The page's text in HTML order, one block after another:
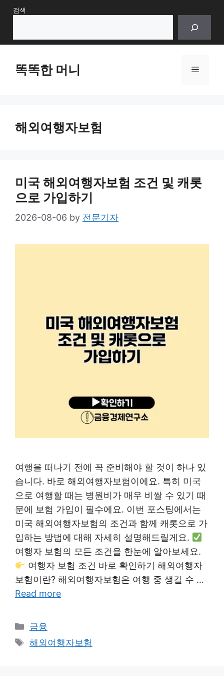
Skip검색
똑똑한 머니 Menu
해외여행자보험
미국 해외여행자보험 조건 및 캐롯
으로 가입하기
2026-08-06 by 전문기자
여행을 떠나기 전에 꼭 준비해야 할 것이 하나 있
습니다. 바로 해외여행자보험이에요. 특히 미국
으로 여행할 때는 병원비가 매우 비쌀 수 있기 때
문에 보험 가입이 필수에요. 이번 포스팅에서는
미국 해외여행자보험의 조건과 함께 캐롯으로 가
입하는 방법에 대해 자세히 설명해드릴게요.
여행자 보험의 모든 조건을 한눈에 알아보세요.
여행자 보험 조건 바로 확인하기 해외여행자
보험이란? 해외여행자보험은 여행 중 생길 수 …
Read more
Categories
금융
Tags
해외여행자보험